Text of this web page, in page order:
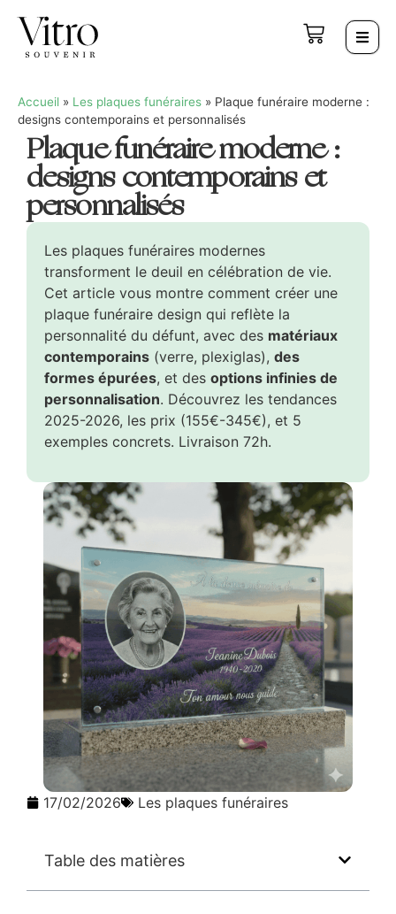
Accueil » Les plaques funéraires » Plaque funéraire moderne :
designs contemporains et personnalisés
Plaque funéraire moderne :
designs contemporains et
personnalisés
Les plaques funéraires modernes
transforment le deuil en célébration de vie.
Cet article vous montre comment créer une
plaque funéraire design qui reflète la
personnalité du défunt, avec des matériaux
contemporains (verre, plexiglas), des
formes épurées, et des options infinies de
personnalisation. Découvrez les tendances
2025-2026, les prix (155€-345€), et 5
exemples concrets. Livraison 72h.
17/02/2026 Les plaques funéraires
Table des matières